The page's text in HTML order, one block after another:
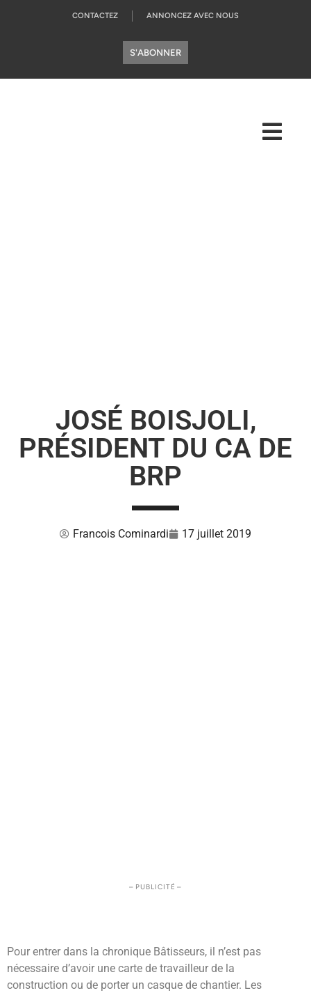
CONTACTEZ ANNONCEZ AVEC NOUS
S'ABONNER
JOSÉ BOISJOLI,
PRÉSIDENT DU CA DE
BRP
Francois Cominardi 17 juillet 2019
– PUBLICITÉ –
Pour entrer dans la chronique Bâtisseurs, il n’est pas
nécessaire d’avoir une carte de travailleur de la
construction ou de porter un casque de chantier. Les